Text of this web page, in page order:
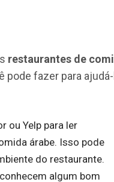
restaurantes de
fazer para
ou Yelp para ler
árabe. Isso pode
do restaurante.
algum bom